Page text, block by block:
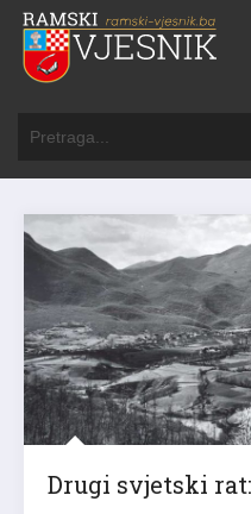
Drugi svjetski